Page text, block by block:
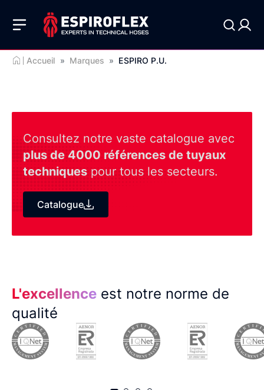
Accueil » Marques » ESPIRO P.U.
Consultez notre vaste catalogue avec
plus de 4000 références de tuyaux
techniques pour tous les secteurs.
Catalogue
L'excellence est notre norme de
qualité